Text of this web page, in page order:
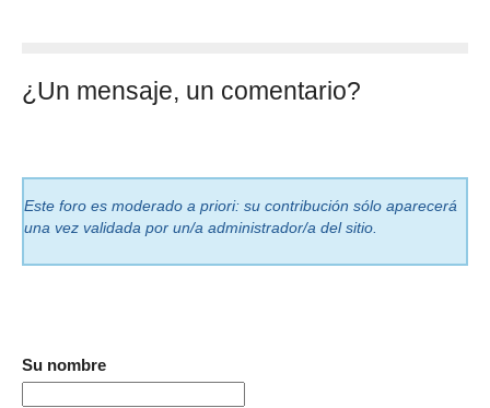
¿Un mensaje, un comentario?
Este foro es moderado a priori: su contribución sólo aparecerá
una vez validada por un/a administrador/a del sitio.
Su nombre